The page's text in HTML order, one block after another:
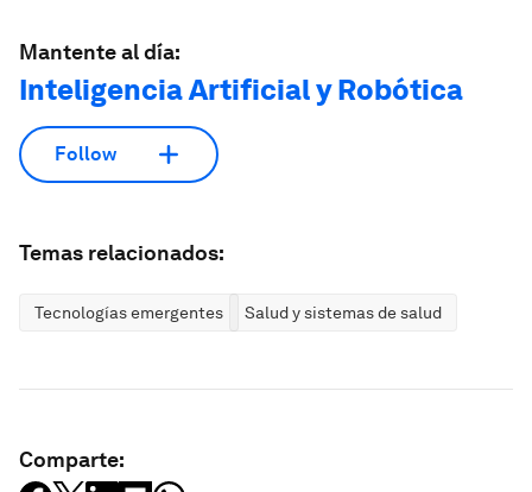
Mantente al día:
Inteligencia Artificial y Robótica
Follow
Temas relacionados:
Tecnologías emergentes Salud y sistemas de salud
Comparte: